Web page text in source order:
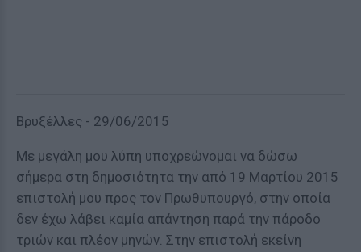
Βρυξέλλες - 29/06/2015
Με μεγάλη μου λύπη υποχρεώνομαι να δώσω
σήμερα στη δημοσιότητα την από 19 Μαρτίου 2015
επιστολή μου προς τον Πρωθυπουργό, στην οποία
δεν έχω λάβει καμία απάντηση παρά την πάροδο
τριών και πλέον μηνών. Στην επιστολή εκείνη